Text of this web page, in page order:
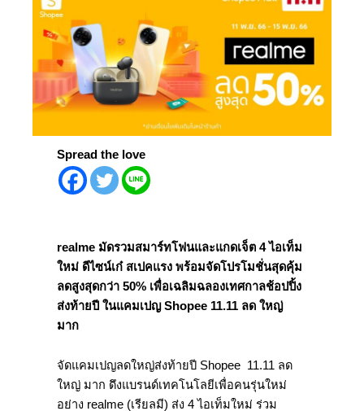
Spread the love
realme มัดรวมสมาร์ทโฟนและแกดเจ็ต 4ไอเท็ม
ใหม่ ดีไซน์เก๋ สเปคแรง พร้อมจัดโปรโมชั่นสุดคุ้ม
ลดสูงสุดกว่า 50% เพื่อเฉลิมฉลองเทศกาลช้อปปิ้ง
ส่งท้ายปี ในแคมเปญShopee 11.11 ลด ใหญ่
มาก
จัดแคมเปญลดใหญ่ส่งท้ายปี Shopee 11.11 ลด
ใหญ่ มาก ดึงแบรนด์เทคโนโลยีเพื่อคนรุ่นใหม่
อย่าง realme (เรียลมี) ส่ง 4 ไอเท็มใหม่ ร่วม